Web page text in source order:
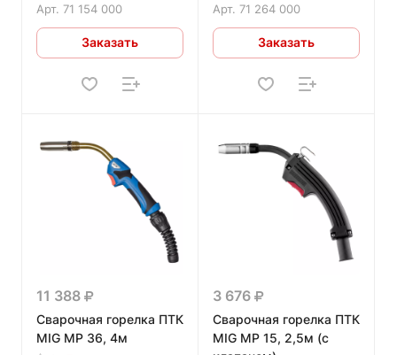
Арт. 71 154 000
Заказать
Арт. 71 264 000
Заказать
11 388
Сварочная горелка ПТК
MIG MP 36, 4м
3 676
Сварочная горелка ПТК
MIG MP 15, 2,5м (с